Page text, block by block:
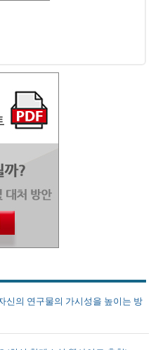
신의 연구물의 가시성을 높이는 방